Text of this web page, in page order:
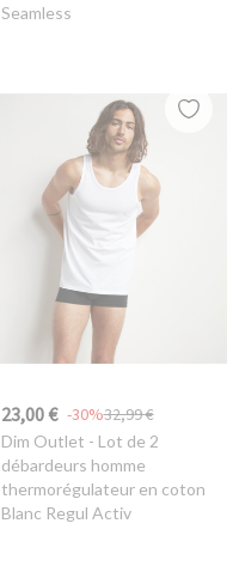
Seamless
23,00 € 32,99 €
-30%
Dim Outlet - Lot de 2
débardeurs homme
thermorégulateur en coton
Blanc Regul Activ